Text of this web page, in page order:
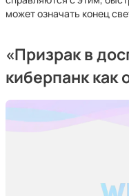
может означать конец
«Призрак в
киберпанк как